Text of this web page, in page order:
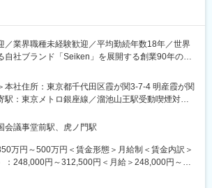
社の定める業務
、既存の取引先である自動車リース会社、自動車
部は対応する内容が若干異なり、営業部は注文や
合わせが主で、特販部はリース会社からの車に取
付可能かどうか」などの確認を行うこともありま
しています。年齢層は20代～40代が中心で、チー
し協力して業務を進めています。
／業界職種未経験歓迎／平均勤続年数18年／世界
自社ブランド「Seiken」を展開する創業90年の自
して業務をお任せいたします。
にお任せしたい業務＞
信
購買・経費支払事務
入居・退去手続
本社住所：東京都千代田区霞が関3-7-4 明産霞が関
駅：東京メトロ銀座線／溜池山王駅受動喫煙対
煙変更の範囲：会社の定める事業所
会議事堂前駅、虎ノ門駅
万円～500万円＜賃金形態＞月給制＜賃金内訳＞
：248,000円～312,500円＜月給＞248,000円～